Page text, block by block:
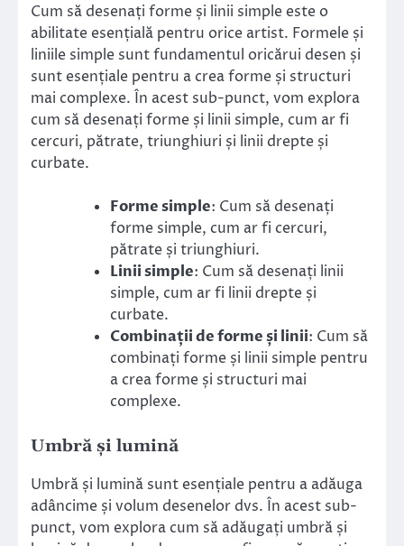
Cum să desenați forme și linii simple este o
abilitate esențială pentru orice artist. Formele și
liniile simple sunt fundamentul oricărui desen și
sunt esențiale pentru a crea forme și structuri
mai complexe. În acest sub-punct, vom explora
cum să desenați forme și linii simple, cum ar fi
cercuri, pătrate, triunghiuri și linii drepte și
curbate.
Forme simple: Cum să desenați
forme simple, cum ar fi cercuri,
pătrate și triunghiuri.
Linii simple: Cum să desenați linii
simple, cum ar fi linii drepte și
curbate.
Combinații de forme și linii: Cum să
combinați forme și linii simple pentru
a crea forme și structuri mai
complexe.
Umbră și lumină
Umbră și lumină sunt esențiale pentru a adăuga
adâncime și volum desenelor dvs. În acest sub-
punct, vom explora cum să adăugați umbră și